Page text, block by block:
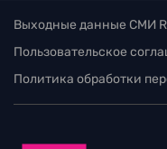
Выходные данные СМИ
Пользовательское
Политика обработки